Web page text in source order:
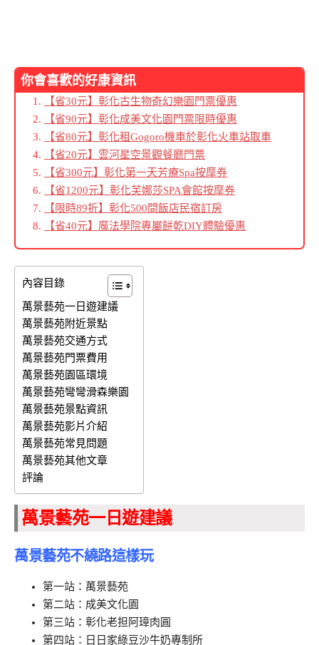
你會喜歡的好康資訊
【省30元】彰化古生物奇幻樂園門票優惠
【省90元】彰化成美文化園門票限時優惠
【省80元】彰化租Gogoro機車於彰化火車站取車
【省20元】雲河星空景觀餐廳門票
【省300元】彰化第一天芳療Spa按摩券
【省1200元】彰化芙娜莎SPA會館按摩券
【限時89折】彰化500間飯店民宿訂房
【省40元】魔法學院專屬餅乾DIY體驗優惠
內容目錄
萬景藝苑一日遊建議
萬景藝苑附近景點
萬景藝苑交通方式
萬景藝苑門票費用
萬景藝苑園區環境
萬景藝苑彎彎滑森樂園
萬景藝苑景點資訊
萬景藝苑影片介紹
萬景藝苑常見問題
萬景藝苑其他文章
評論
萬景藝苑一日遊建議
萬景藝苑不繞路這樣玩
第一站：萬景藝苑
第二站：成美文化園
第三站：彰化老担阿璋肉圓
第四站：日日家綠豆沙牛奶專制所